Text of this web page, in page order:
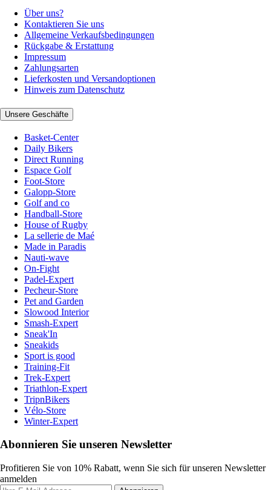
Über uns?
Kontaktieren Sie uns
Allgemeine Verkaufsbedingungen
Rückgabe & Erstattung
Impressum
Zahlungsarten
Lieferkosten und Versandoptionen
Hinweis zum Datenschutz
Unsere Geschäfte
Basket-Center
Daily Bikers
Direct Running
Espace Golf
Foot-Store
Galopp-Store
Golf and co
Handball-Store
House of Rugby
La sellerie de Maé
Made in Paradis
Nauti-wave
On-Fight
Padel-Expert
Pecheur-Store
Pet and Garden
Slowood Interior
Smash-Expert
Sneak'In
Sneakids
Sport is good
Training-Fit
Trek-Expert
Triathlon-Expert
TripnBikers
Vélo-Store
Winter-Expert
Abonnieren Sie unseren Newsletter
Profitieren Sie von 10% Rabatt, wenn Sie sich für unseren Newsletter
anmelden